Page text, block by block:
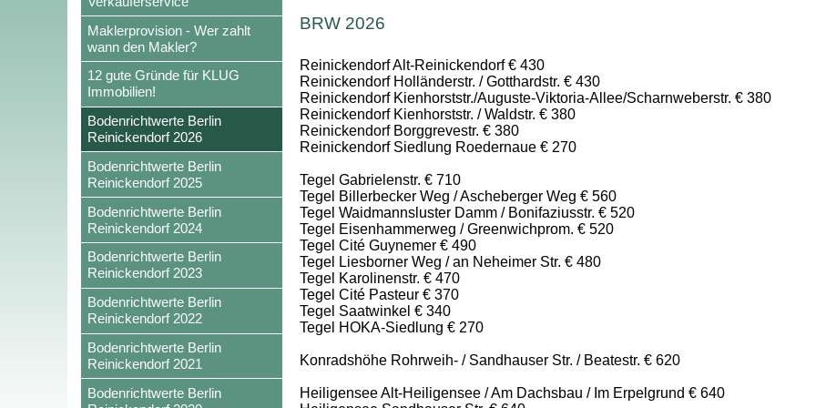
Maklerprovision - Wer zahlt
wann den Makler?
12 gute Gründe für KLUG
Immobilien!
Bodenrichtwerte Berlin
Reinickendorf 2026
Bodenrichtwerte Berlin
Reinickendorf 2025
Bodenrichtwerte Berlin
Reinickendorf 2024
Bodenrichtwerte Berlin
Reinickendorf 2023
Bodenrichtwerte Berlin
Reinickendorf 2022
Bodenrichtwerte Berlin
Reinickendorf 2021
Bodenrichtwerte Berlin
BRW 2026
Reinickendorf Alt-Reinickendorf € 430
Reinickendorf Holländerstr. / Gotthardstr. € 430
Reinickendorf Kienhorststr./Auguste-Viktoria-Allee/Scharnweberstr. € 380
Reinickendorf Kienhorststr. / Waldstr. € 380
Reinickendorf Borggrevestr. € 380
Reinickendorf Siedlung Roedernaue € 270
Tegel Gabrielenstr. € 710
Tegel Billerbecker Weg / Ascheberger Weg € 560
Tegel Waidmannsluster Damm / Bonifaziusstr. € 520
Tegel Eisenhammerweg / Greenwichprom. € 520
Tegel Cité Guynemer € 490
Tegel Liesborner Weg / an Neheimer Str. € 480
Tegel Karolinenstr. € 470
Tegel Cité Pasteur € 370
Tegel Saatwinkel € 340
Tegel HOKA-Siedlung € 270
Konradshöhe Rohrweih- / Sandhauser Str. / Beatestr. € 620
Heiligensee Alt-Heiligensee / Am Dachsbau / Im Erpelgrund € 640